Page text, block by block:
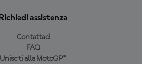
Richiedi assistenza
Contattaci
FAQ
Unisciti alla MotoGP™